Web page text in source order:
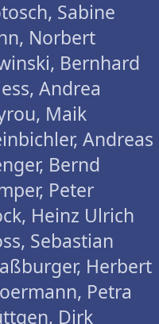
Sabine
Norbert
Bernhard
Andrea
Maik
Andreas
Bernd
Peter
Heinz Ulrich
Sebastian
Herbert
Petra
Dirk